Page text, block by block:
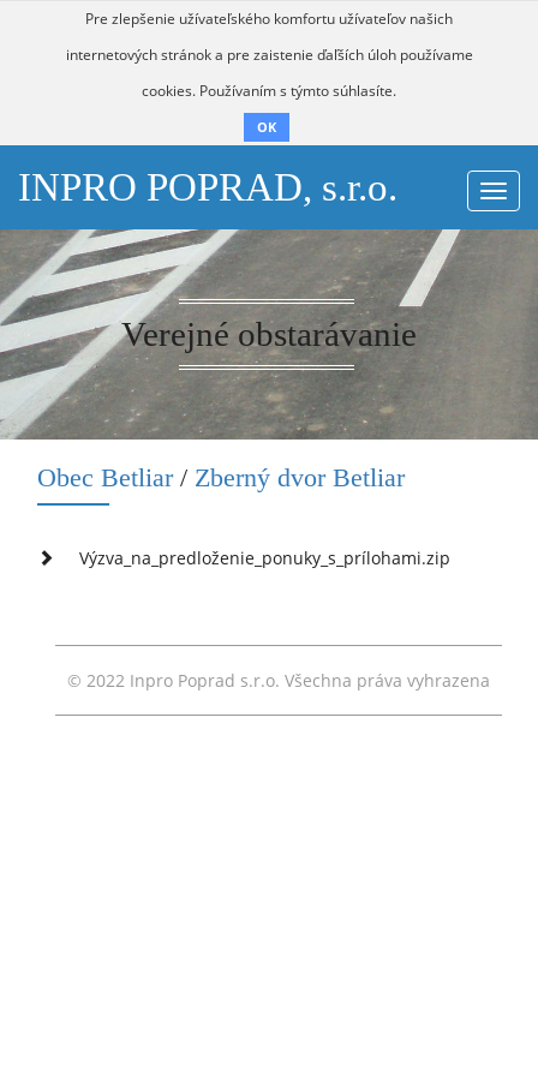
Pre zlepšenie užívateľského komfortu užívateľov našich
internetových stránok a pre zaistenie ďaľších úloh používame
cookies. Používaním s týmto súhlasíte.
OK
INPRO POPRAD, s.r.o.
Verejné obstarávanie
Obec Betliar/ Zberný dvor Betliar
Výzva_na_predloženie_ponuky_s_prílohami.zip
© 2022 Inpro Poprad s.r.o. Všechna práva vyhrazena